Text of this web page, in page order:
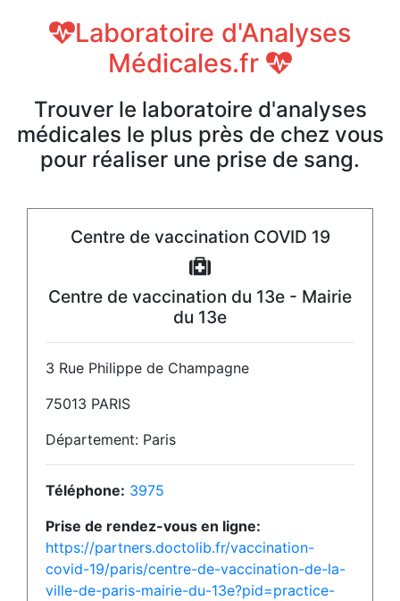
Laboratoire d'Analyses
Médicales.fr
Trouver le laboratoire d'analyses
médicales le plus près de chez vous
pour réaliser une prise de sang.
Centre de vaccination COVID 19
Centre de vaccination du 13e - Mairie
du 13e
3 Rue Philippe de Champagne
75013 PARIS
Département: Paris
Téléphone: 3975
Prise de rendez-vous en ligne:
https://partners.doctolib.fr/vaccination-
covid-19/paris/centre-de-vaccination-de-la-
ville-de-paris-mairie-du-13e?pid=practice-